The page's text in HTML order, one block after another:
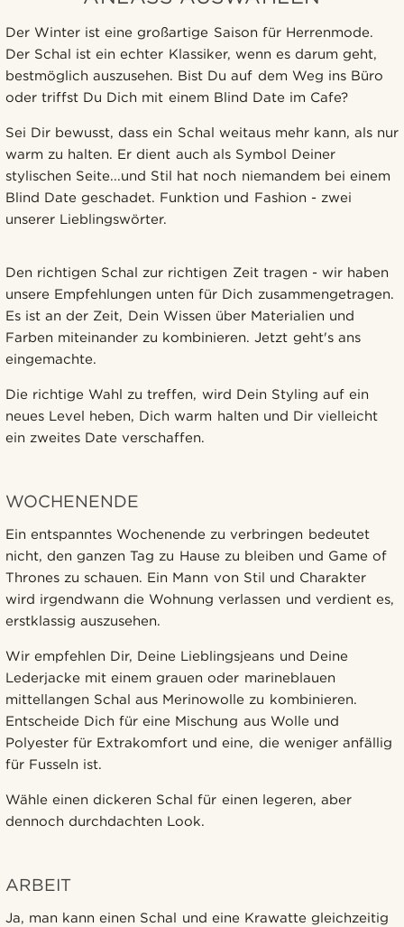
Der Winter ist eine großartige Saison für Herrenmode.
Der Schal ist ein echter Klassiker, wenn es darum geht,
bestmöglich auszusehen. Bist Du auf dem Weg ins Büro
oder triffst Du Dich mit einem Blind Date im Cafe?
Sei Dir bewusst, dass ein Schal weitaus mehr kann, als nur
warm zu halten. Er dient auch als Symbol Deiner
stylischen Seite...und Stil hat noch niemandem bei einem
Blind Date geschadet. Funktion und Fashion - zwei
unserer Lieblingswörter.
Den richtigen Schal zur richtigen Zeit tragen - wir haben
unsere Empfehlungen unten für Dich zusammengetragen.
Es ist an der Zeit, Dein Wissen über Materialien und
Farben miteinander zu kombinieren. Jetzt geht's ans
eingemachte.
Die richtige Wahl zu treffen, wird Dein Styling auf ein
neues Level heben, Dich warm halten und Dir vielleicht
ein zweites Date verschaffen.
WOCHENENDE
Ein entspanntes Wochenende zu verbringen bedeutet
nicht, den ganzen Tag zu Hause zu bleiben und Game of
Thrones zu schauen. Ein Mann von Stil und Charakter
wird irgendwann die Wohnung verlassen und verdient es,
erstklassig auszusehen.
Wir empfehlen Dir, Deine Lieblingsjeans und Deine
Lederjacke mit einem grauen oder marineblauen
mittellangen Schal aus Merinowolle zu kombinieren.
Entscheide Dich für eine Mischung aus Wolle und
Polyester für Extrakomfort und eine, die weniger anfällig
für Fusseln ist.
Wähle einen dickeren Schal für einen legeren, aber
dennoch durchdachten Look.
ARBEIT
Ja, man kann einen Schal und eine Krawatte gleichzeitig